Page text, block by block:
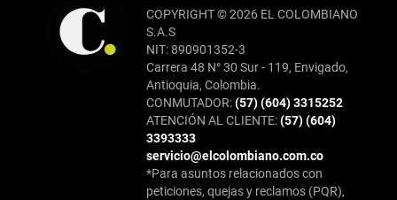
COPYRIGHT © 2026 EL COLOMBIANO
S.A.S
NIT: 890901352-3
Carrera 48 N° 30 Sur - 119, Envigado,
Antioquia, Colombia.
CONMUTADOR:(57) (604) 3315252
ATENCIÓN AL CLIENTE:(57) (604)
3393333
servicio@elcolombiano.com.co
*Para asuntos relacionados con
peticiones, quejas y reclamos (PQR),